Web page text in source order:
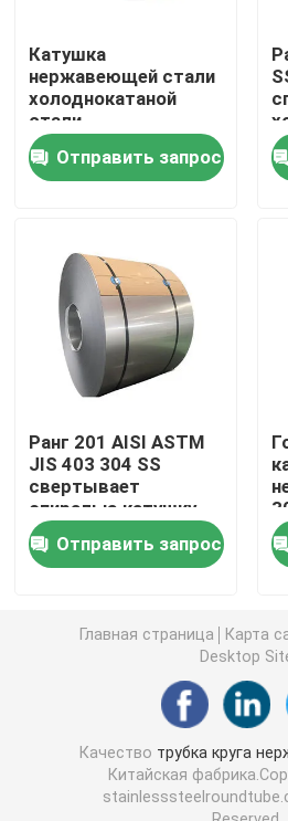
Катушка нержавеющей
Трубка SS квадратная
прокладка нержавеющей
Стальная заготовка для
Адвокатура нержавеющей
Прокладка легированной
Катушка легированной
Гальванизированная
Гальванизированная
Катушка
нержавеющей стали
холоднокатаной
стали
металлического
листа оцинкованной
жести Dx51d
Отправить запрос
Ранг 201 AISI ASTM
JIS 403 304 SS
свертывает
спиралью катушку
нержавеющей стали
холоднопрокатную
для украшения
Отправить запрос
Главная страница Карта
Desktop
Качество трубка круга
Китайская